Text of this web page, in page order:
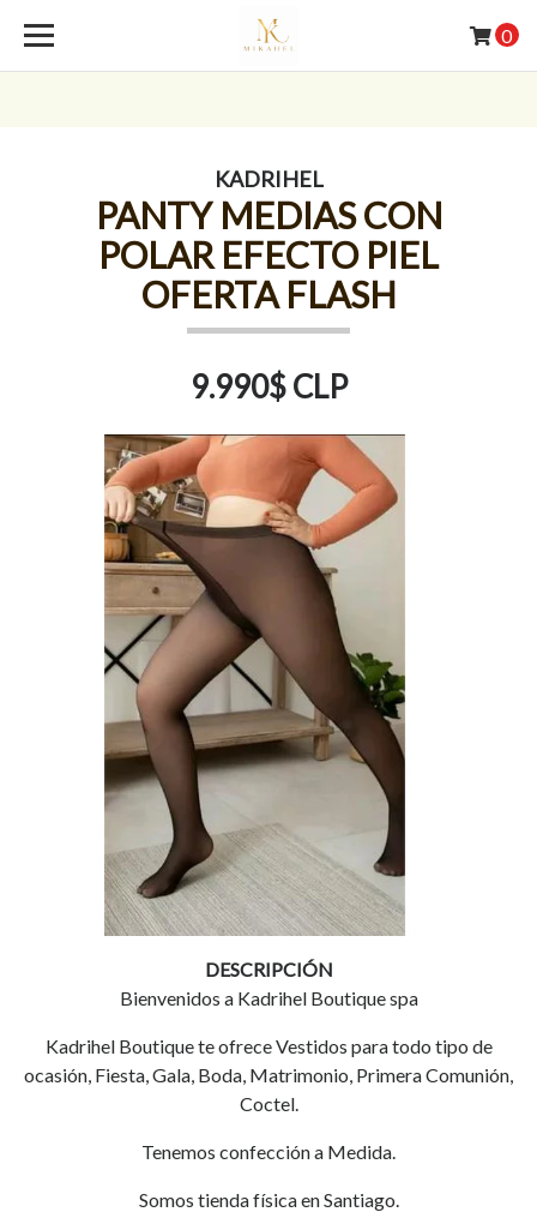
0
KADRIHEL
PANTY MEDIAS CON
POLAR EFECTO PIEL
OFERTA FLASH
9.990$ CLP
DESCRIPCIÓN
Bienvenidos a Kadrihel Boutique spa
Kadrihel Boutique te ofrece Vestidos para todo tipo de
ocasión, Fiesta, Gala, Boda, Matrimonio, Primera Comunión,
Coctel.
Tenemos confección a Medida.
Somos tienda física en Santiago.